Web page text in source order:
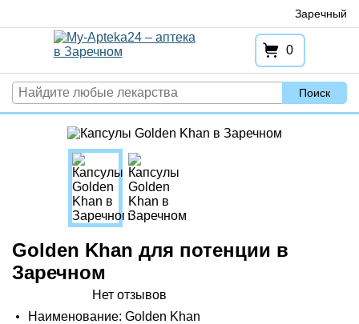
содержимому
Заречный
0
Поиск
Golden Khan для потенции в
Заречном
Нет отзывов
Наименование: Golden Khan